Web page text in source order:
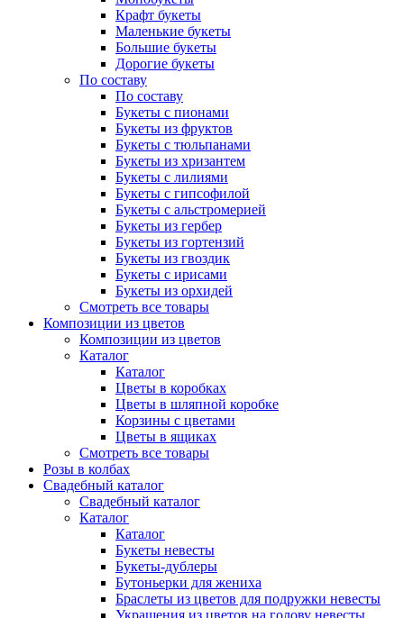
Крафт букеты
Маленькие букеты
Большие букеты
Дорогие букеты
По составу
По составу
Букеты с пионами
Букеты из фруктов
Букеты с тюльпанами
Букеты из хризантем
Букеты с лилиями
Букеты с гипсофилой
Букеты с альстромерией
Букеты из гербер
Букеты из гортензий
Букеты из гвоздик
Букеты с ирисами
Букеты из орхидей
Смотреть все товары
Композиции из цветов
Композиции из цветов
Каталог
Каталог
Цветы в коробках
Цветы в шляпной коробке
Корзины с цветами
Цветы в ящиках
Смотреть все товары
Розы в колбах
Свадебный каталог
Свадебный каталог
Каталог
Каталог
Букеты невесты
Букеты-дублеры
Бутоньерки для жениха
Браслеты из цветов для подружки невесты